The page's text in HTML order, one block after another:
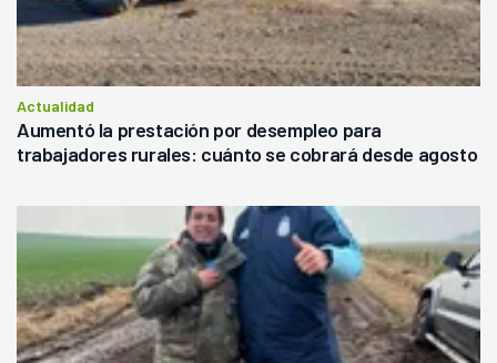
Actualidad
Aumentó la prestación por desempleo para
trabajadores rurales: cuánto se cobrará desde agosto